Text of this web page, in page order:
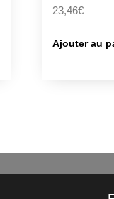
23,46€
Ajouter au